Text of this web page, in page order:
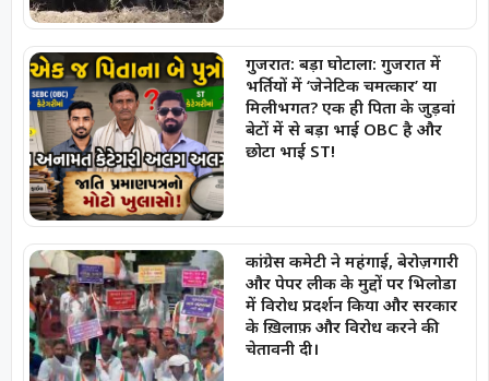
गुजरात: बड़ा घोटाला: गुजरात में
भर्तियों में ‘जेनेटिक चमत्कार’ या
मिलीभगत? एक ही पिता के जुड़वां
बेटों में से बड़ा भाई OBC है और
छोटा भाई ST!
कांग्रेस कमेटी ने महंगाई, बेरोज़गारी
और पेपर लीक के मुद्दों पर भिलोडा
में विरोध प्रदर्शन किया और सरकार
के ख़िलाफ़ और विरोध करने की
चेतावनी दी।